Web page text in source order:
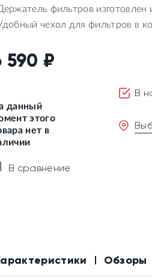
фильтров изготовлен
чехол для фильтров в
590 ₽
данный
этого
нет в
В сравнение
В
Обзоры